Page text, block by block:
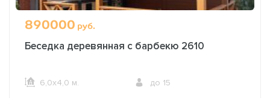
890000 руб.
Беседка деревянная с барбекю 2610
6,0х4,0 м. до 15